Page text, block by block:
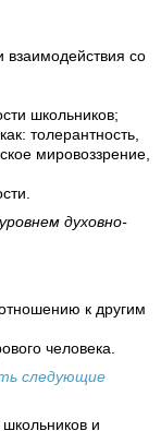
взаимодействия со
школьников;
толерантность,
мировоззрение,
духовно-
к другим
человека.
следующие
и